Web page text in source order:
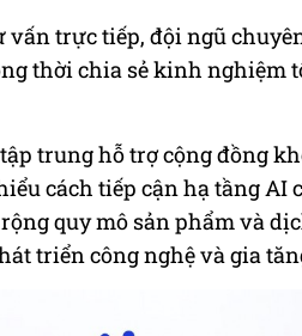
vấn trực tiếp, đội ngũ
thời chia sẻ kinh
trung hỗ trợ cộng đồng
cách tiếp cận hạ tầng AI
quy mô sản phẩm và
triển công nghệ và gia